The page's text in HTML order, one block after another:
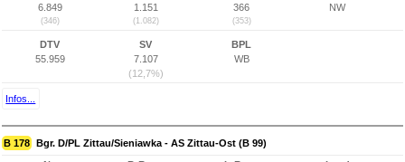
6.849
(346)
1.151
(1.082)
366
(353)
NW
DTV
55.959
SV
7.107
(12,7%)
BPL
WB
Infos...
B 178 Bgr. D/PL Zittau/Sieniawka - AS Zittau-Ost (B 99)